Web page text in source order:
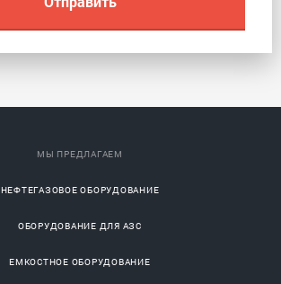
МЫ ПРЕДЛАГАЕМ
НЕФТЕГАЗОВОЕ ОБОРУДОВАНИЕ
ОБОРУДОВАНИЕ ДЛЯ АЗС
ЕМКОСТНОЕ ОБОРУДОВАНИЕ